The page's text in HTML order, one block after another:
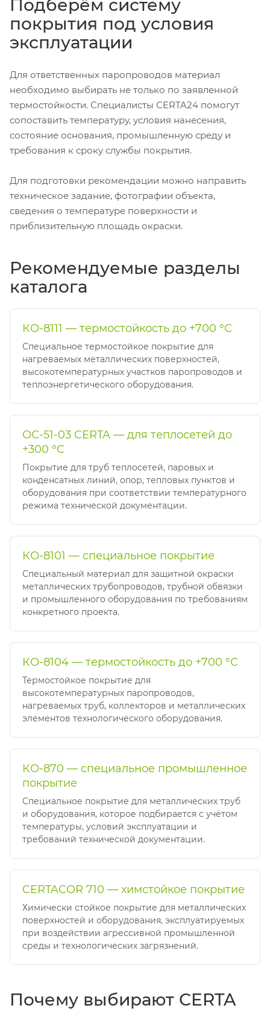
Подберём систему
покрытия под условия
эксплуатации
Для ответственных паропроводов материал
необходимо выбирать не только по заявленной
термостойкости. Специалисты CERTA24 помогут
сопоставить температуру, условия нанесения,
состояние основания, промышленную среду и
требования к сроку службы покрытия.
Для подготовки рекомендации можно направить
техническое задание, фотографии объекта,
сведения о температуре поверхности и
приблизительную площадь окраски.
Рекомендуемые разделы
каталога
КО-8111 — термостойкость до +700 °C
Специальное термостойкое покрытие для
нагреваемых металлических поверхностей,
высокотемпературных участков паропроводов и
теплоэнергетического оборудования.
ОС-51-03 CERTA — для теплосетей до
+300 °C
Покрытие для труб теплосетей, паровых и
конденсатных линий, опор, тепловых пунктов и
оборудования при соответствии температурного
режима технической документации.
КО-8101 — специальное покрытие
Специальный материал для защитной окраски
металлических трубопроводов, трубной обвязки
и промышленного оборудования по требованиям
конкретного проекта.
КО-8104 — термостойкость до +700 °C
Термостойкое покрытие для
высокотемпературных паропроводов,
нагреваемых труб, коллекторов и металлических
элементов технологического оборудования.
КО-870 — специальное промышленное
покрытие
Специальное покрытие для металлических труб
и оборудования, которое подбирается с учётом
температуры, условий эксплуатации и
требований технической документации.
CERTACOR 710 — химстойкое покрытие
Химически стойкое покрытие для металлических
поверхностей и оборудования, эксплуатируемых
при воздействии агрессивной промышленной
среды и технологических загрязнений.
Почему выбирают CERTA